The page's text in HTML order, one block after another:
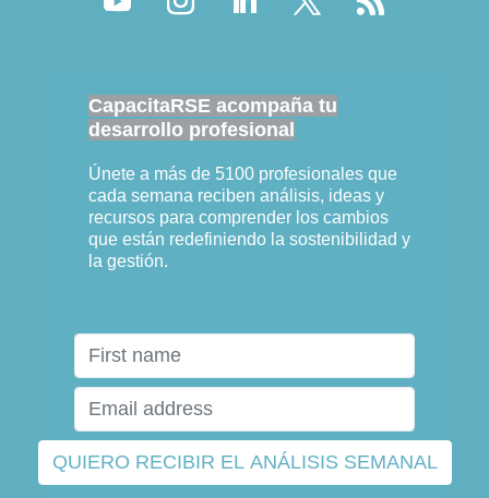
CapacitaRSE acompaña tu
desarrollo profesional
Únete a más de 5100 profesionales que
cada semana reciben análisis, ideas y
recursos para comprender los cambios
que están redefiniendo la sostenibilidad y
la gestión.